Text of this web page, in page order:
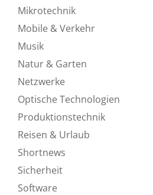
Mikrotechnik
Mobile & Verkehr
Musik
Natur & Garten
Netzwerke
Optische Technologien
Produktionstechnik
Reisen & Urlaub
Shortnews
Sicherheit
Software